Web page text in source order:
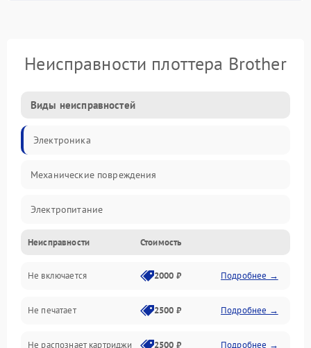
Неисправности плоттера Brother
Виды неисправностей
Электроника
Механические повреждения
Электропитание
Работа системы
Механика
Оптика
Неисправности Стоимость
Не включается 2000 ₽ Подробнее →
Не печатает 2500 ₽ Подробнее →
Не распознает картриджи 2500 ₽ Подробнее →